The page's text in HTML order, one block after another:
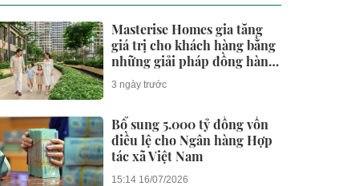
Masterise Homes gia tăng
giá trị cho khách hàng bằng
những giải pháp đồng hành
dài hạn
3 ngày trước
Bổ sung 5.000 tỷ đồng vốn
điều lệ cho Ngân hàng Hợp
tác xã Việt Nam
15:14 16/07/2026